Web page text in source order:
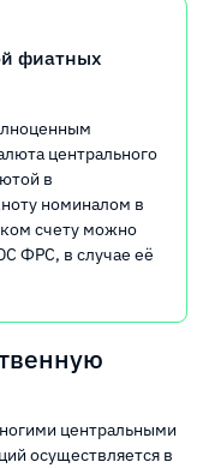
фиатных
центрального
в
номиналом в
счету можно
ФРС, в случае её
центральными
осуществляется в